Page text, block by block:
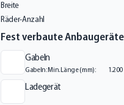
Breite
Räder-Anzahl
Fest verbaute Anbaugeräte
Gabeln
Gabeln: Min. Länge (mm): 1.200
Ladegerät